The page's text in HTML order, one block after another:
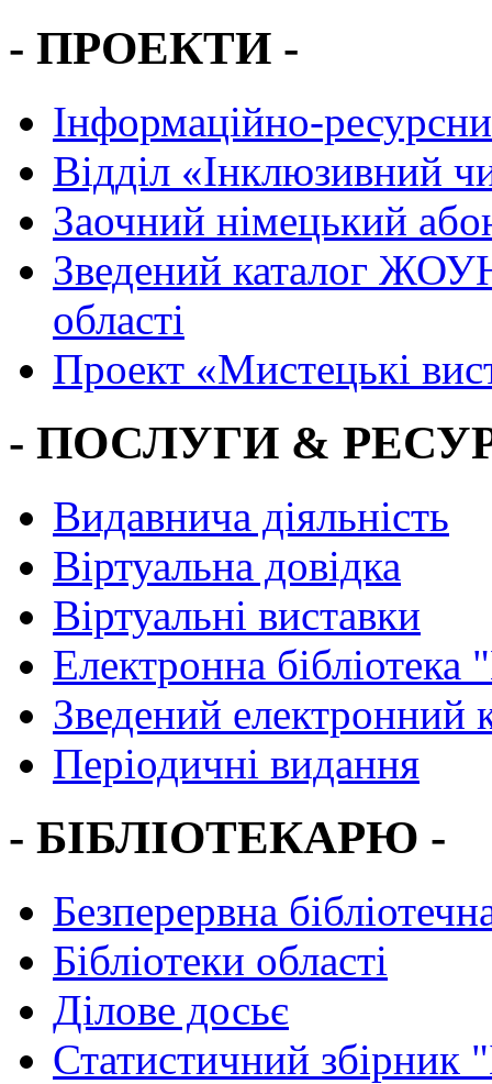
- ПРОЕКТИ -
Інформаційно-
Вiддiл «Інклюзивний
Заочний німецький
Зведений каталог
області
Проект «Мистецькі
- ПОСЛУГИ &
Видавнича діяльність
Віртуальна довідка
Віртуальні виставки
Електронна
Зведений електронний
Періодичні видання
- БІБЛІОТЕКАРЮ -
Безперервна
Бібліотеки області
Ділове досьє
Статистичний